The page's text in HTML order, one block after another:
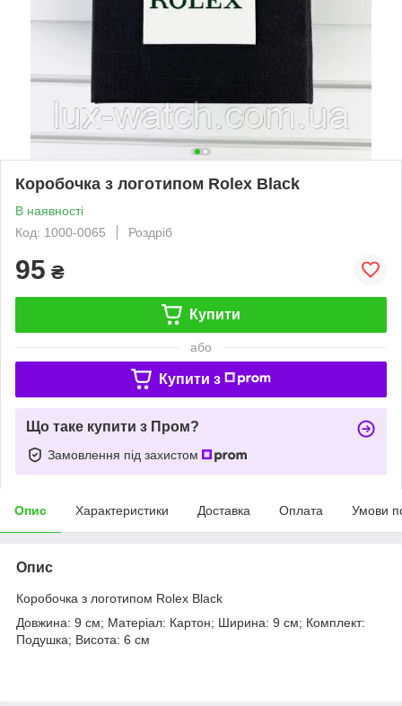
Коробочка з логотипом Rolex Black
В наявності
Код: 1000-0065
Роздріб
95 ₴
Купити
або
Купити з
Що таке купити з Пром?
Замовлення під захистом
Опис Характеристики Доставка Оплата Умови
Опис
Коробочка з логотипом Rolex Black
Довжина: 9 см; Матеріал: Картон; Ширина: 9 см; Комплект:
Подушка; Висота: 6 см